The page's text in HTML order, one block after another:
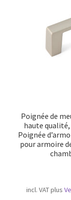
Poignée de
haute qualité,
Poignée
pour armoire
incl. VATplus